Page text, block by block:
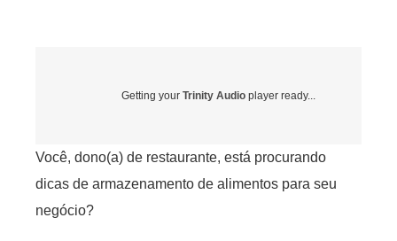
Getting your Trinity Audio player ready...
Você, dono(a) de restaurante, está procurando
dicas de armazenamento de alimentos para seu
negócio?